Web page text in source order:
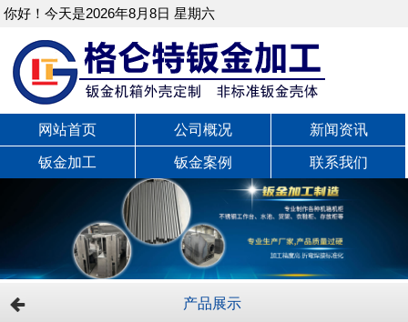
你好！今天是2026年8月8日 星期六
网站首页 公司概况 新闻资讯
钣金加工 钣金案例 联系我们
产品展示